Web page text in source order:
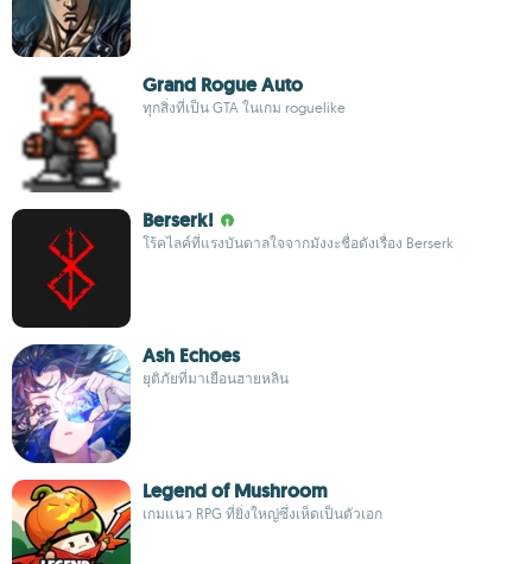
Grand Rogue Auto
ทุกสิ่งที่เป็น GTA ในเกม roguelike
Berserk!
โร้คไลค์ที่แรงบันดาลใจจากมังงะชื่อดังเรื่อง Berserk
Ash Echoes
ยุติภัยที่มาเยือนฮายหลิน
Legend of Mushroom
เกมแนว RPG ที่ยิ่งใหญ่ซึ่งเห็ดเป็นตัวเอก